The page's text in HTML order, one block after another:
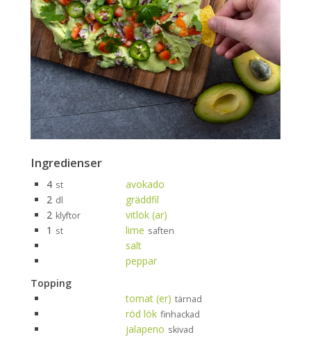
Ingredienser
4 st
avokado
2 dl
gräddfil
2 klyftor
vitlök (ar)
1 st lime saften
salt
peppar
Topping
tomat (er) tärnad
röd lök finhackad
jalapeno skivad